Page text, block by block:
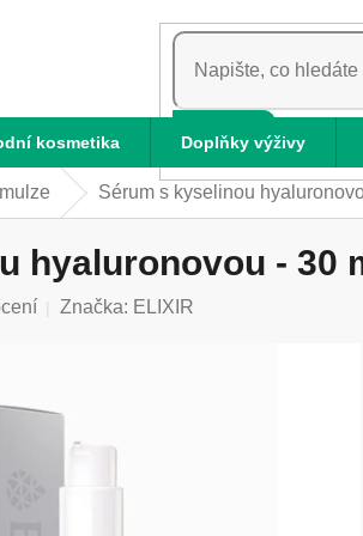
HLEDAT
kosmetika Doplňky výživy
Sérum s kyselinou
hyaluronovou - 30
Značka: ELIXIR